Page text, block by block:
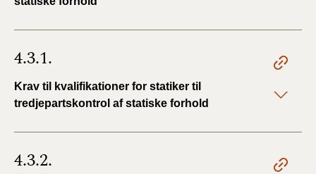
4.3.1.
Krav til kvalifikationer for statiker til
tredjepartskontrol af statiske forhold
4.3.2.